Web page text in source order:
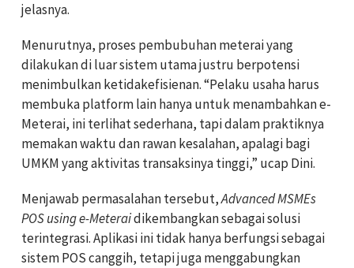
jelasnya.
Menurutnya, proses pembubuhan meterai yang
dilakukan di luar sistem utama justru berpotensi
menimbulkan ketidakefisienan. “Pelaku usaha harus
membuka platform lain hanya untuk menambahkan e-
Meterai, ini terlihat sederhana, tapi dalam praktiknya
memakan waktu dan rawan kesalahan, apalagi bagi
UMKM yang aktivitas transaksinya tinggi,” ucap Dini.
Menjawab permasalahan tersebut,Advanced MSMEs
POS using e-Meteraidikembangkan sebagai solusi
terintegrasi. Aplikasi ini tidak hanya berfungsi sebagai
sistem POS canggih, tetapi juga menggabungkan